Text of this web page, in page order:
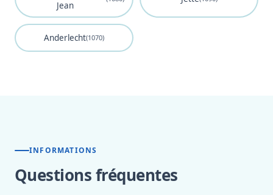
Jean
Anderlecht(1070)
INFORMATIONS
Questions fréquentes